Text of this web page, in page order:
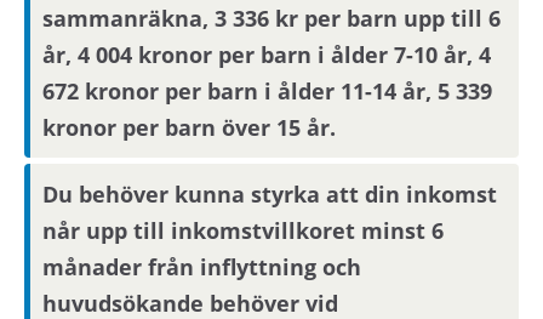
medboende och eventuella barn. Observera att
om inflyttningsdatumet infaller på en helgdag
eller en röd dag sker inflyttning nästkommande
vardag. Om din anställning inte är i
Stockholmsområdet behöver du visa att din
arbetsplats ligger inom pendlingsavstånd från
bostaden. Om du har vuxna barn som ska bo i
hushållet behöver de beställa ett familjebevis
här.
sammanräkna, 3 336 kr per barn upp till 6
år, 4 004 kronor per barn i ålder 7-10 år, 4
672 kronor per barn i ålder 11-14 år, 5 339
kronor per barn över 15 år.
Du behöver kunna styrka att din inkomst
når upp till inkomstvillkoret minst 6
månader från inflyttning och
huvudsökande behöver vid